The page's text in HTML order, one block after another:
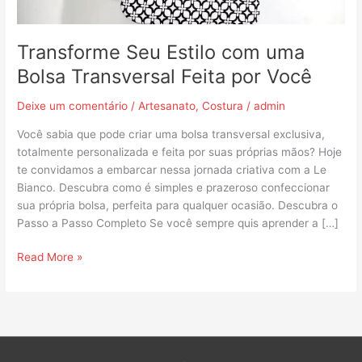
Transforme Seu Estilo com uma
Bolsa Transversal Feita por Você
Deixe um comentário /Artesanato, Costura /admin
Você sabia que pode criar uma bolsa transversal exclusiva,
totalmente personalizada e feita por suas próprias mãos? Hoje
te convidamos a embarcar nessa jornada criativa com a Le
Bianco. Descubra como é simples e prazeroso confeccionar
sua própria bolsa, perfeita para qualquer ocasião. Descubra o
Passo a Passo Completo Se você sempre quis aprender a […]
Read More »